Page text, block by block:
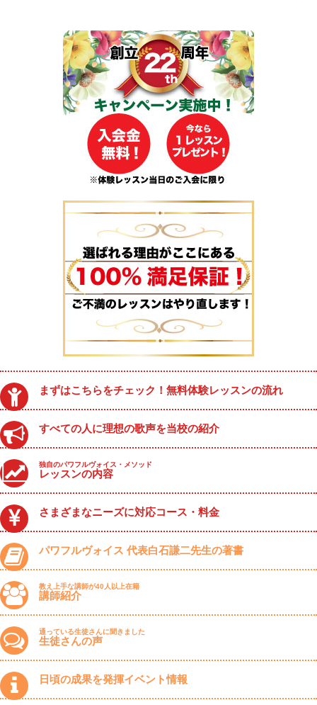
まずはこちらをチェック！無料体験レッスンの流れ
すべての人に理想の歌声を当校の紹介
独自のパワフルヴォイス・メソッド
レッスンの内容
さまざまなニーズに対応コース・料金
パワフルヴォイス 代表白石謙二先生の著書
教え上手な講師が40人以上在籍
講師紹介
通っている生徒さんに聞きました
生徒さんの声
日頃の成果を発揮イベント情報